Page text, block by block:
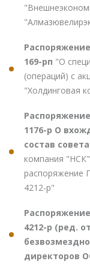
169-рп "О
(операций) с
"Холдинговая
1176-р О
состав
компания
распоряжение
4212-р"
4212-р (ред.
директоров